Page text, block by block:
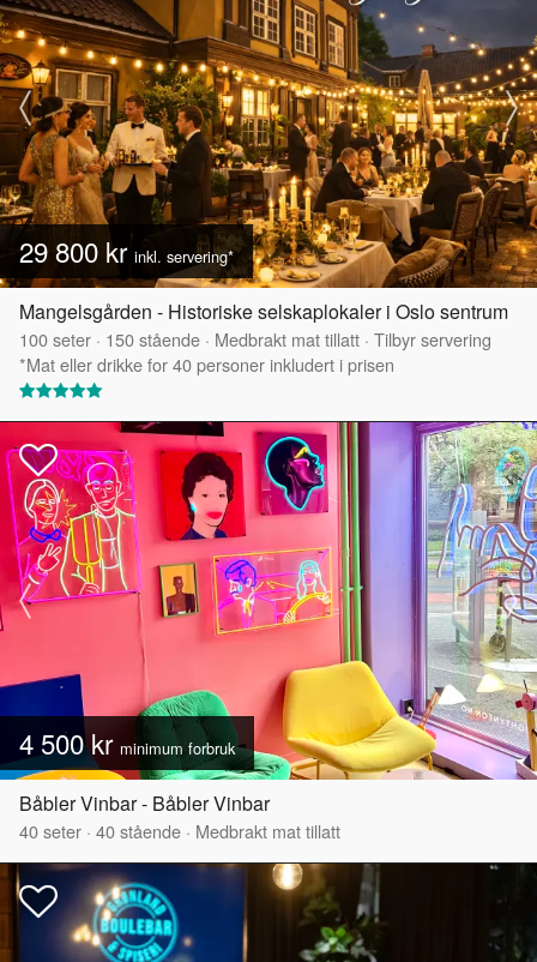
29 800 kr inkl. servering*
Mangelsgården - Historiske selskaplokaler i Oslo sentrum
100seter · 150stående · Medbrakt mat tillatt · Tilbyr servering
*Mat eller drikke for 40 personer inkludert i prisen
4 500 kr minimum forbruk
Båbler Vinbar - Båbler Vinbar
40seter · 40stående · Medbrakt mat tillatt